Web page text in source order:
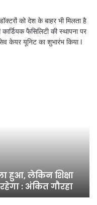
को देश के बाहर भी मिलता है
फैसिलिटी की स्थापना पर
केयर यूनिट का शुभारंभ किया l
हुआ, लेकिन शिक्षा
: अंकित गौरहा